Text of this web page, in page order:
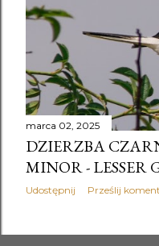
marca 02, 2025
DZIERZBA
MINOR - LESSER
Udostępnij Prześlij